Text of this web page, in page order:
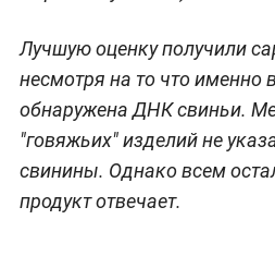
Лучшую оценку получили
несмотря на то что именно
обнаружена ДНК свиньи.
"говяжьих" изделий не
свинины. Однако всем
продукт отвечает.